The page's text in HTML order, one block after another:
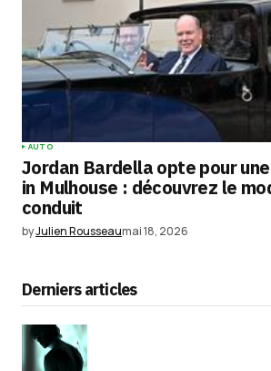
AUTO
Jordan Bardella opte pour
in Mulhouse : découvrez le
conduit
byJulien Rousseaumai 18, 2026
Derniers articles